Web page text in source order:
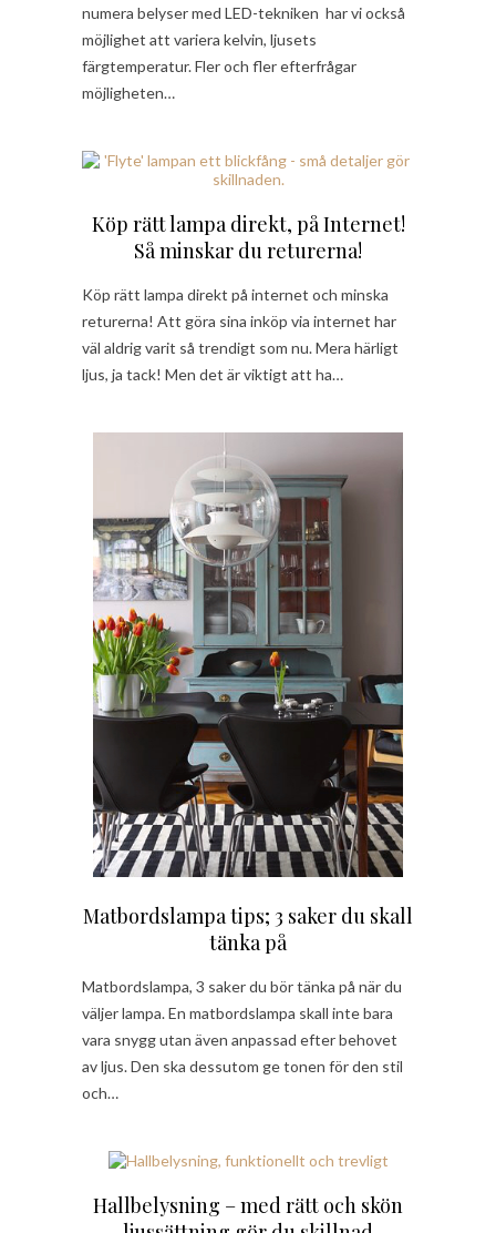
numera belyser med LED-tekniken har vi också
möjlighet att variera kelvin, ljusets
färgtemperatur. Fler och fler efterfrågar
möjligheten…
Köp rätt lampa direkt, på Internet!
Så minskar du returerna!
Köp rätt lampa direkt på internet och minska
returerna! Att göra sina inköp via internet har
väl aldrig varit så trendigt som nu. Mera härligt
ljus, ja tack! Men det är viktigt att ha…
Matbordslampa tips; 3 saker du skall
tänka på
Matbordslampa, 3 saker du bör tänka på när du
väljer lampa. En matbordslampa skall inte bara
vara snygg utan även anpassad efter behovet
av ljus. Den ska dessutom ge tonen för den stil
och…
Hallbelysning – med rätt och skön